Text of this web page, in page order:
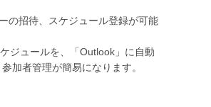
の招待、スケジュール登録が可能
ジュールを、「Outlook」に自動
加者管理が簡易になります。